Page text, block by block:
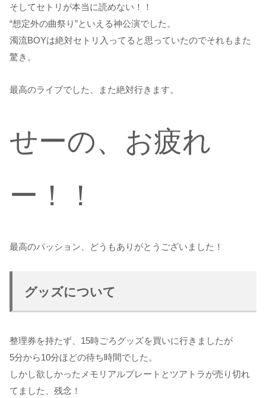
そしてセトリが本当に読めない！！
“想定外の曲祭り”といえる神公演でした。
濁流BOYは絶対セトリ入ってると思っていたのでそれもまた
驚き。
最高のライブでした、また絶対行きます。
せーの、お疲れ
ー！！
最高のパッション、どうもありがとうございました！
グッズについて
整理券を持たず、15時ごろグッズを買いに行きましたが
5分から10分ほどの待ち時間でした。
しかし欲しかったメモリアルプレートとツアトラが売り切れ
てました、残念！